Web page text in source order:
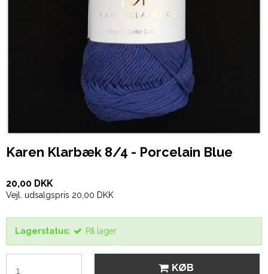
Karen Klarbæk 8/4 - Porcelain Blue
20,00 DKK
Vejl. udsalgspris 20,00 DKK
Lagerstatus: På lager
KØB